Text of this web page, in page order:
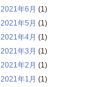
2021年6月 (1)
2021年5月 (1)
2021年4月 (1)
2021年3月 (1)
2021年2月 (1)
2021年1月 (1)